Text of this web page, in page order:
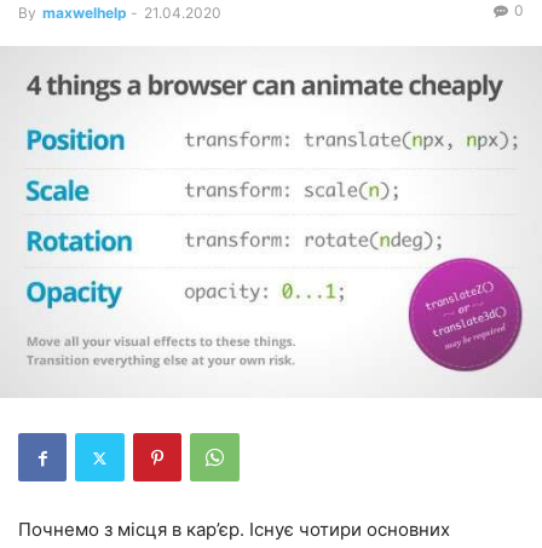
By maxwelhelp - 21.04.2020 0
Почнемо з місця в кар’єр. Існує чотири основних